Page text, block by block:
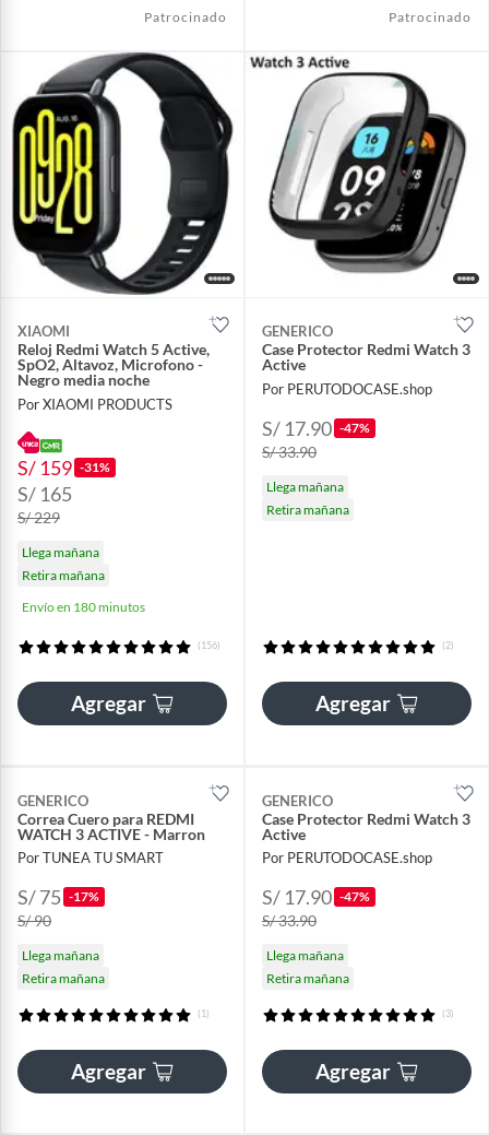
Patrocinado Patrocinado
XIAOMI
Reloj Redmi Watch 5 Active,
SpO2, Altavoz, Microfono -
Negro media noche
Por XIAOMI PRODUCTS
S/ 159 -31%
S/ 165
S/ 229
Llega mañana
Retira mañana
Envío en 180 minutos
(156)
Agregar
GENERICO
Case Protector Redmi Watch 3
Active
Por PERUTODOCASE.shop
S/ 17.90 -47%
S/ 33.90
Llega mañana
Retira mañana
(2)
Agregar
GENERICO
Correa Cuero para REDMI
WATCH 3 ACTIVE - Marron
Por TUNEA TU SMART
S/ 75 -17%
S/ 90
Llega mañana
Retira mañana
(1)
Agregar
GENERICO
Case Protector Redmi Watch 3
Active
Por PERUTODOCASE.shop
S/ 17.90 -47%
S/ 33.90
Llega mañana
Retira mañana
(3)
Agregar